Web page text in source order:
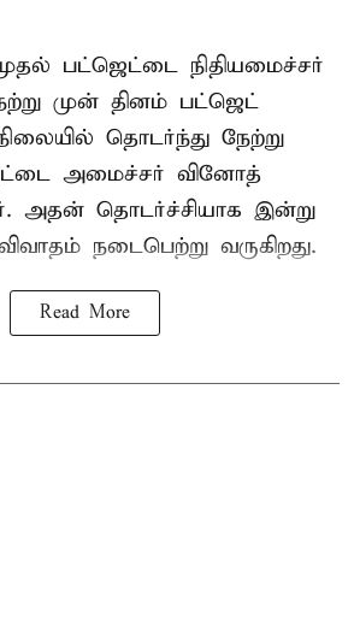
பட்ஜெட்டை நிதியமைச்சர்
முன் தினம் பட்ஜெட்
தொடர்ந்து நேற்று
அமைச்சர் வினோத்
அதன் தொடர்ச்சியாக இன்று
நடைபெற்று வருகிறது.
Read More